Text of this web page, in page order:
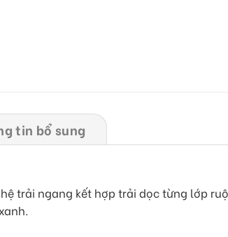
tin bổ sung
trải ngang kết hợp trải dọc từng lớp